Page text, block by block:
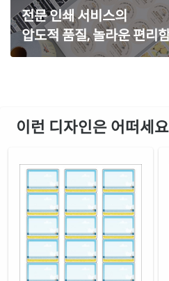
흰색 모조 잉크젯
CJ837-DX096잉크젯 전용
CJ837LU-DX096
잉크젯 전
흰색 광택 레이저
흰색 광택 시치미 레이저
RV837LG-DX096레이저 전
전문 인쇄 서비스의
압도적 품질, 놀라운 편리
이런 디자인은 어떠세